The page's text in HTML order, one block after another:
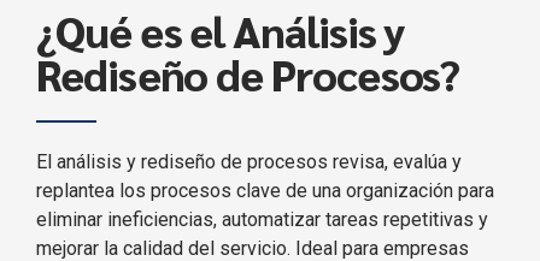
¿Qué es el Análisis y
Rediseño de Procesos?
El análisis y rediseño de procesos revisa, evalúa y
replantea los procesos clave de una organización para
eliminar ineficiencias, automatizar tareas repetitivas y
mejorar la calidad del servicio. Ideal para empresas